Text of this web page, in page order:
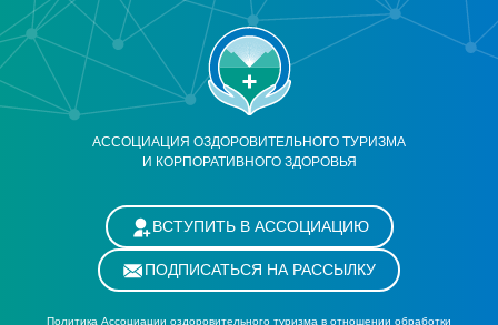
АССОЦИАЦИЯ ОЗДОРОВИТЕЛЬНОГО ТУРИЗМА
И КОРПОРАТИВНОГО ЗДОРОВЬЯ
ВСТУПИТЬ В АССОЦИАЦИЮ
ПОДПИСАТЬСЯ НА РАССЫЛКУ
Политика Ассоциации оздоровительного туризма в отношении обработки